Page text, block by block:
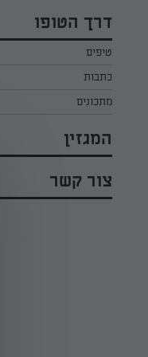
סלטים לפסח
עוגיות לפסח
קארין בנולול
מירי כהן
רובי מיכאל
דרך הטופו
טיפים
כתבות
מתכונים
המגזין
צור קשר